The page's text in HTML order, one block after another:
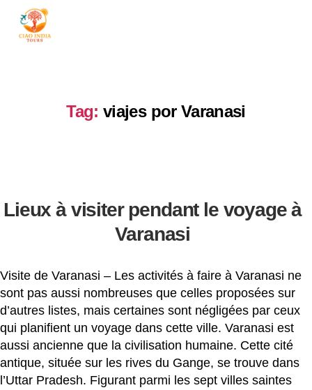
Tag: viajes por Varanasi
Lieux à visiter pendant le voyage à
Varanasi
Visite de Varanasi – Les activités à faire à Varanasi ne
sont pas aussi nombreuses que celles proposées sur
d’autres listes, mais certaines sont négligées par ceux
qui planifient un voyage dans cette ville. Varanasi est
aussi ancienne que la civilisation humaine. Cette cité
antique, située sur les rives du Gange, se trouve dans
l’Uttar Pradesh. Figurant parmi les sept villes saintes